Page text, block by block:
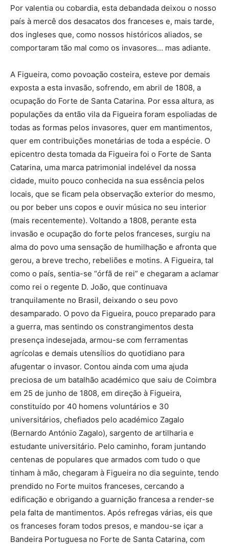
Por valentia ou cobardia, esta debandada deixou o nosso
país à mercê dos desacatos dos franceses e, mais tarde,
dos ingleses que, como nossos históricos aliados, se
comportaram tão mal como os invasores… mas adiante.
A Figueira, como povoação costeira, esteve por demais
exposta a esta invasão, sofrendo, em abril de 1808, a
ocupação do Forte de Santa Catarina. Por essa altura, as
populações da então vila da Figueira foram espoliadas de
todas as formas pelos invasores, quer em mantimentos,
quer em contribuições monetárias de toda a espécie. O
epicentro desta tomada da Figueira foi o Forte de Santa
Catarina, uma marca patrimonial indelével da nossa
cidade, muito pouco conhecida na sua essência pelos
locais, que se ficam pela observação exterior do mesmo,
ou por beber uns copos e ouvir música no seu interior
(mais recentemente). Voltando a 1808, perante esta
invasão e ocupação do forte pelos franceses, surgiu na
alma do povo uma sensação de humilhação e afronta que
gerou, a breve trecho, rebeliões e motins. A Figueira, tal
como o país, sentia-se “órfã de rei” e chegaram a aclamar
como rei o regente D. João, que continuava
tranquilamente no Brasil, deixando o seu povo
desamparado. O povo da Figueira, pouco preparado para
a guerra, mas sentindo os constrangimentos desta
presença indesejada, armou-se com ferramentas
agrícolas e demais utensílios do quotidiano para
afugentar o invasor. Contou ainda com uma ajuda
preciosa de um batalhão académico que saiu de Coimbra
em 25 de junho de 1808, em direção à Figueira,
constituído por 40 homens voluntários e 30
universitários, chefiados pelo académico Zagalo
(Bernardo António Zagalo), sargento de artilharia e
estudante universitário. Pelo caminho, foram juntando
centenas de populares que armados com tudo o que
tinham à mão, chegaram à Figueira no dia seguinte, tendo
prendido no Forte muitos franceses, cercando a
edificação e obrigando a guarnição francesa a render-se
pela falta de mantimentos. Após refregas várias, eis que
os franceses foram todos presos, e mandou-se içar a
Bandeira Portuguesa no Forte de Santa Catarina, com